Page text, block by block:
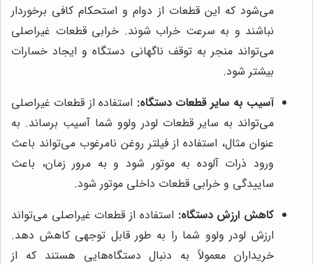
می‌شود که این قطعات از دوام و استحکام کافی برخوردار
نباشند و به سرعت خراب شوند. خرابی قطعات غیراصلی
می‌تواند منجر به توقف ناگهانی دستگاه و ایجاد خسارات
بیشتر شود.
آسیب به سایر قطعات دستگاه: استفاده از قطعات غیراصلی
می‌تواند به سایر قطعات لودر ولوو شما آسیب برساند. به
عنوان مثال، استفاده از فیلتر روغن نامرغوب می‌تواند باعث
ورود ذرات آلوده به موتور شود و به مرور زمان، باعث
ساییدگی و خرابی قطعات داخلی موتور شود.
کاهش ارزش دستگاه: استفاده از قطعات غیراصلی می‌تواند
ارزش لودر ولوو شما را به طور قابل توجهی کاهش دهد.
خریداران معمولاً به دنبال دستگاه‌هایی هستند که از